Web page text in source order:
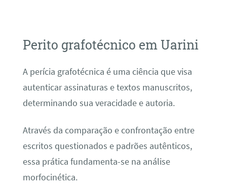
Perito grafotécnico em Uarini
A perícia grafotécnica é uma ciência que visa
autenticar assinaturas e textos manuscritos,
determinando sua veracidade e autoria.
Através da comparação e confrontação entre
escritos questionados e padrões autênticos,
essa prática fundamenta-se na análise
morfocinética.